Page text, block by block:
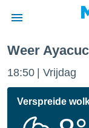
door
verstrekte
Weer
18:50 Vrijdag
Verspreide